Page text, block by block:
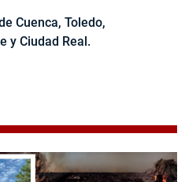
Cuenca, Toledo,
y Ciudad Real.